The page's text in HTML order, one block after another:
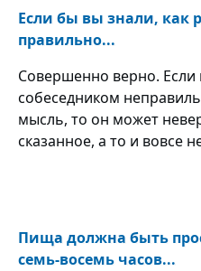
Если бы вы знали, как
правильно...
Совершенно верно. Если
собеседником
мысль, то он может
сказанное, а то и вовсе
Пища должна быть
семь-восемь часов...